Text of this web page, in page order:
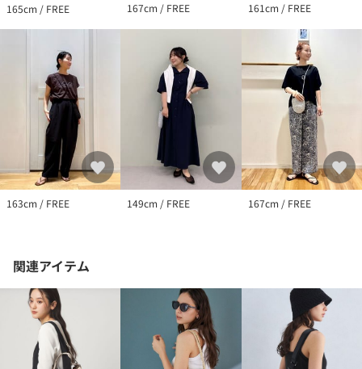
165cm / FREE 167cm / FREE 161cm / FREE
163cm / FREE 149cm / FREE 167cm / FREE
関連アイテム